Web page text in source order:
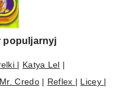
populjarnyj
| Katya Lel |
Mr. Credo| Reflex | Licey |